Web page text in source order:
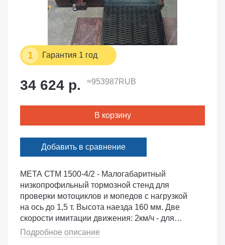
1 Гарантия 1 год
МЕТА СТМ 1500-4/2 - Малогабаритный
низкопрофильный тормозной стенд для
проверки мотоциклов и мопедов с нагрузкой
на ось до 1,5 т. Высота наезда 160 мм. Две
скорости имитации движения: 2км/ч - для
грузовых автомобилей, 4 км/ч - для легковых
автомобилей по требованиям ГОСТ 33997-
Подробное описание
34 624 р. ≈953987RUB
В корзину
Добавить в сравнение